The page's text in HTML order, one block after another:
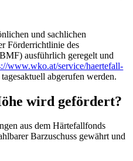
und sachlichen
Förderrichtlinie des
ausführlich geregelt und
www.wko.at/service/haertefall-
tagesaktuell abgerufen werden.
wird gefördert?
aus dem Härtefallfonds
Barzuschuss gewährt und